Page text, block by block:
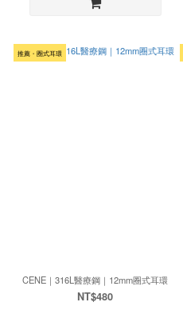
推薦・圈式耳環
CENE｜316L醫療鋼｜12mm圈式耳環
NT$480